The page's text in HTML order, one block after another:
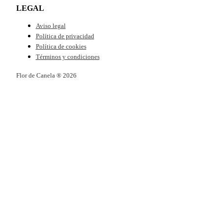
LEGAL
Aviso legal
Política de privacidad
Política de cookies
Términos y condiciones
Flor de Canela ® 2026